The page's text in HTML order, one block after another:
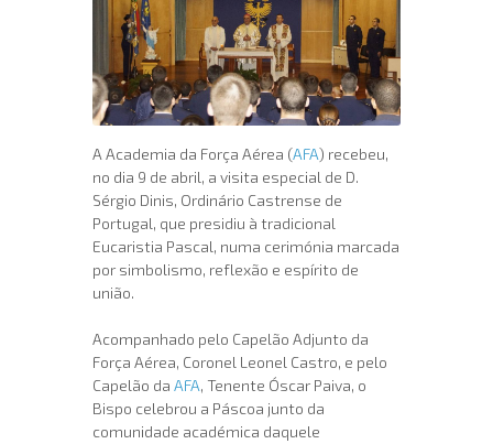
A Academia da Força Aérea (AFA) recebeu,
no dia 9 de abril, a visita especial de D.
Sérgio Dinis, Ordinário Castrense de
Portugal, que presidiu à tradicional
Eucaristia Pascal, numa cerimónia marcada
por simbolismo, reflexão e espírito de
união.
Acompanhado pelo Capelão Adjunto da
Força Aérea, Coronel Leonel Castro, e pelo
Capelão da AFA, Tenente Óscar Paiva, o
Bispo celebrou a Páscoa junto da
comunidade académica daquele